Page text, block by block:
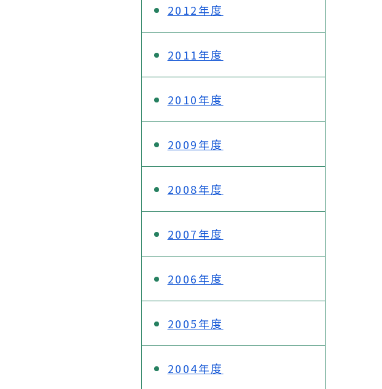
2012年度
2011年度
2010年度
2009年度
2008年度
2007年度
2006年度
2005年度
2004年度